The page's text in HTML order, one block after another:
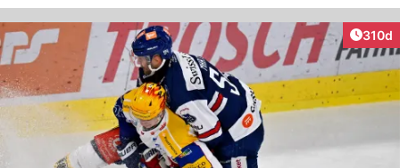
310d